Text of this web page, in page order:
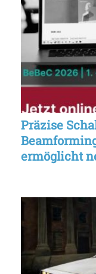
Präzise
ermöglicht